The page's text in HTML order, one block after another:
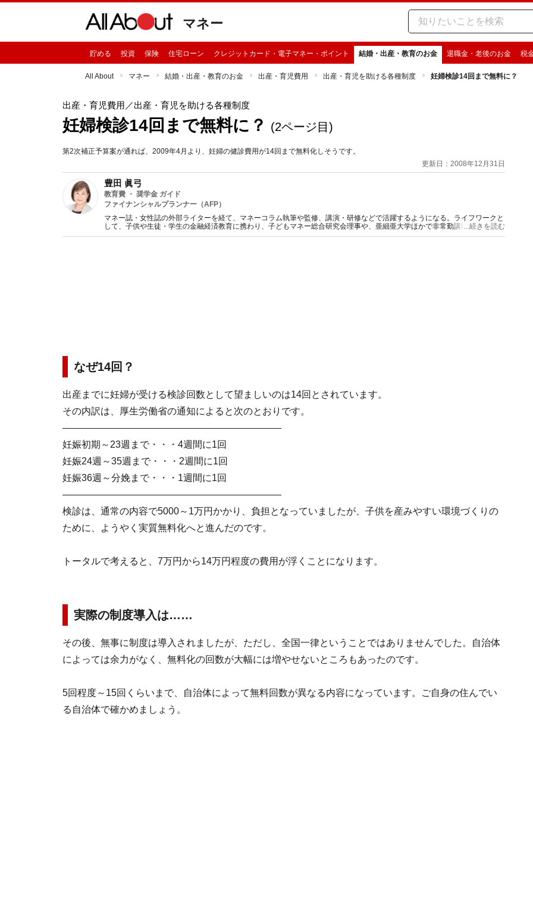
マネー
貯める 投資 保険 住宅ローン クレジットカード・電子マネー・ポイント 結婚・出産・教育のお金 退職金・老後のお金 税
All About マネー 結婚・出産・教育のお金 出産・育児費用 出産・育児を助ける各種制度 妊婦検診14回まで無料に？
出産・育児費用 ／出産・育児を助ける各種制度
妊婦検診14回まで無料に？ (2ページ目)
第2次補正予算案が通れば、2009年4月より、妊婦の健診費用が14回まで無料化しそうです。
更新日：2008年12月31日
豊田 眞弓
教育費 ・ 奨学金 ガイド
ファイナンシャルプランナー（AFP）
マネー誌・女性誌の外部ライターを経て、マネーコラム執筆や監修、講演・研修などで活躍するようになる。ライフワークと
して、子供や生徒・学生の金融経済教育に携わり、子どもマネー総合研究会理事や、亜細亜大学ほかで非常勤講師も務める。
趣味は講談、猫に添い寝。
...続きを読む
なぜ14回？
出産までに妊婦が受ける検診回数として望ましいのは14回とされています。
その内訳は、厚生労働省の通知によると次のとおりです。
―――――――――――――――――――――――
妊娠初期～23週まで・・・4週間に1回
妊娠24週～35週まで・・・2週間に1回
妊娠36週～分娩まで・・・1週間に1回
―――――――――――――――――――――――
検診は、通常の内容で5000～1万円かかり、負担となっていましたが、子供を産みやすい環境づくりの
ために、ようやく実質無料化へと進んだのです。
トータルで考えると、7万円から14万円程度の費用が浮くことになります。
実際の制度導入は……
その後、無事に制度は導入されましたが、ただし、全国一律ということではありませんでした。自治体
によっては余力がなく、無料化の回数が大幅には増やせないところもあったのです。
5回程度～15回くらいまで、自治体によって無料回数が異なる内容になっています。ご自身の住んでい
る自治体で確かめましょう。